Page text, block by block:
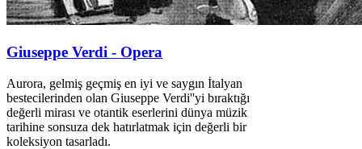
Giuseppe Verdi - Opera
Aurora, gelmiş geçmiş en iyi ve saygın İtalyan
bestecilerinden olan Giuseppe Verdi''yi bıraktığı
değerli mirası ve otantik eserlerini dünya müzik
tarihine sonsuza dek hatırlatmak için değerli bir
koleksiyon tasarladı.